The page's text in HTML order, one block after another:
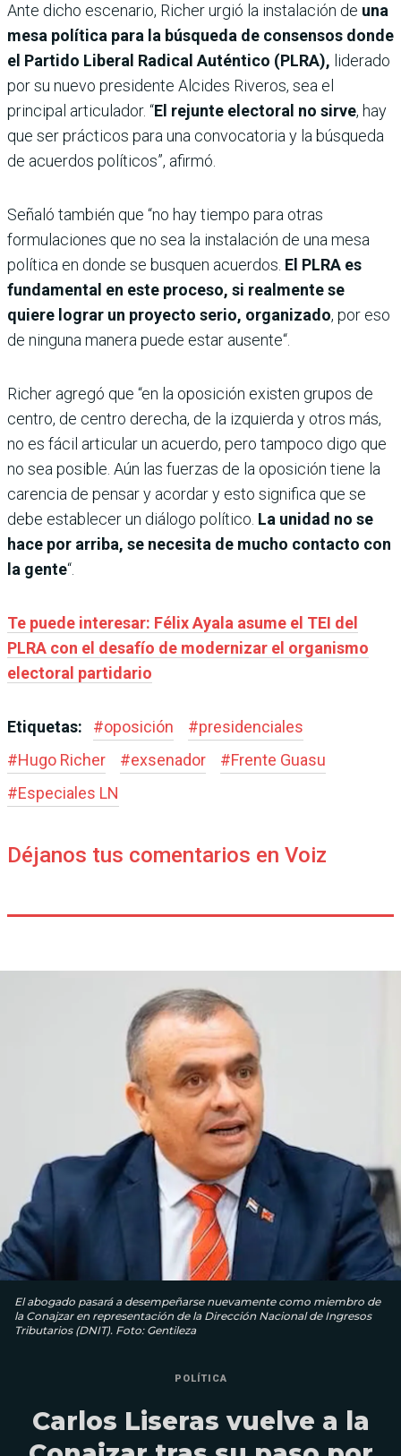
Ante dicho escenario, Richer urgió la instalación de una
mesa política para la búsqueda de consensos donde
el Partido Liberal Radical Auténtico (PLRA), liderado
por su nuevo presidente Alcides Riveros, sea el
principal articulador. “El rejunte electoral no sirve, hay
que ser prácticos para una convocatoria y la búsqueda
de acuerdos políticos”, afirmó.
Señaló también que “no hay tiempo para otras
formulaciones que no sea la instalación de una mesa
política en donde se busquen acuerdos. El PLRA es
fundamental en este proceso, si realmente se
quiere lograr un proyecto serio, organizado, por eso
de ninguna manera puede estar ausente“.
Richer agregó que “en la oposición existen grupos de
centro, de centro derecha, de la izquierda y otros más,
no es fácil articular un acuerdo, pero tampoco digo que
no sea posible. Aún las fuerzas de la oposición tiene la
carencia de pensar y acordar y esto significa que se
debe establecer un diálogo político. La unidad no se
hace por arriba, se necesita de mucho contacto con
la gente“.
Te puede interesar: Félix Ayala asume el TEI del
PLRA con el desafío de modernizar el organismo
electoral partidario
Etiquetas: #oposición #presidenciales
#Hugo Richer #exsenador #Frente Guasu
#Especiales LN
Déjanos tus comentarios en Voiz
El abogado pasará a desempeñarse nuevamente como miembro de
la Conajzar en representación de la Dirección Nacional de Ingresos
Tributarios (DNIT). Foto: Gentileza
POLÍTICA
Carlos Liseras vuelve a la